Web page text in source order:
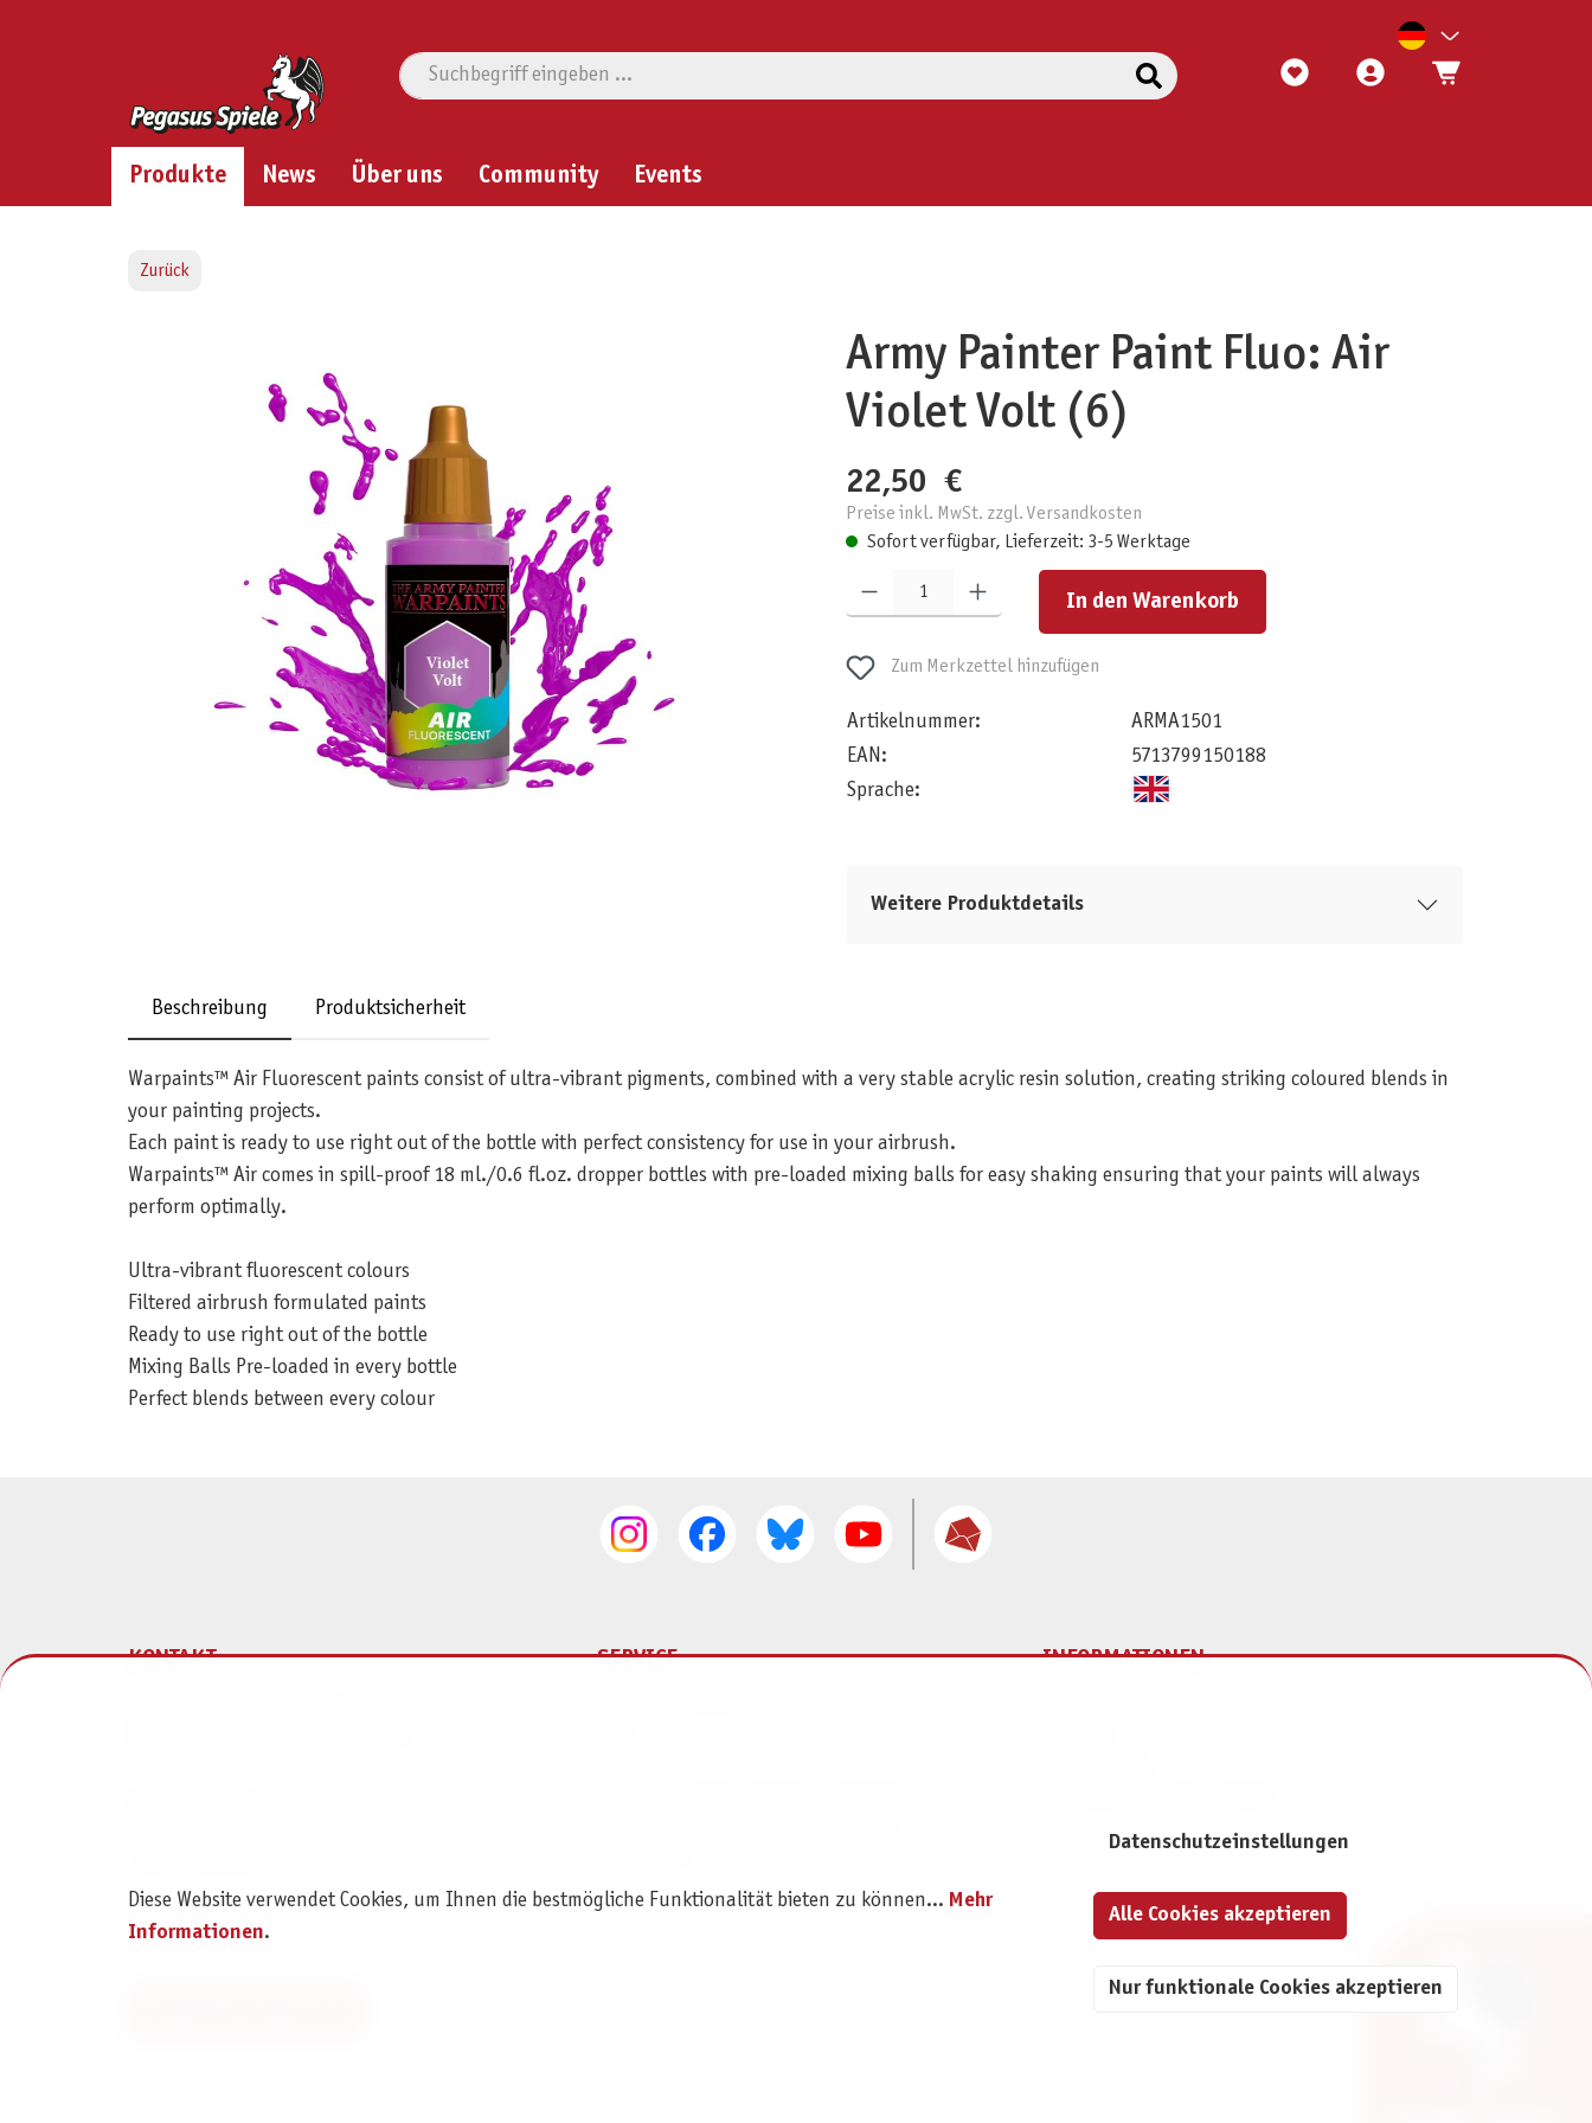
Produkte News Über uns Community Events
Zurück
Army Painter Paint Fluo: Air
Violet Volt (6)
22,50 €
Preise inkl. MwSt. zzgl. Versandkosten
Sofort verfügbar, Lieferzeit: 3-5 Werktage
Produkt Anzahl: Gib den gewünschten Wert ein oder benutze die Schaltflächen um die Anzahl zu erhöhen oder zu reduzieren.
In den Warenkorb
Zum Merkzettel hinzufügen
Artikelnummer:
ARMA1501
EAN:
5713799150188
Sprache:
Weitere Produktdetails
Beschreibung Produktsicherheit
Warpaints™ Air Fluorescent paints consist of ultra-vibrant pigments, combined with a very stable acrylic resin solution, creating striking coloured blends in
your painting projects.
Each paint is ready to use right out of the bottle with perfect consistency for use in your airbrush.
Warpaints™ Air comes in spill-proof 18 ml./0.6 fl.oz. dropper bottles with pre-loaded mixing balls for easy shaking ensuring that your paints will always
perform optimally.
Ultra-vibrant fluorescent colours
Filtered airbrush formulated paints
Ready to use right out of the bottle
Mixing Balls Pre-loaded in every bottle
Perfect blends between every colour
KONTAKT SERVICE INFORMATIONEN
Diese Website verwendet Cookies, um Ihnen die bestmögliche Funktionalität bieten zu können... Mehr
Informationen.
Datenschutzeinstellungen
Nur funktionale Cookies akzeptieren
Alle Cookies akzeptieren